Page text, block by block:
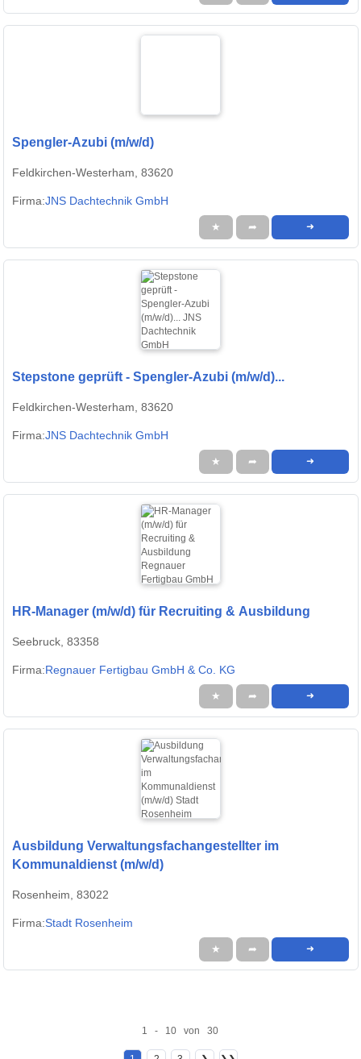
Spengler-Azubi (m/w/d)
Feldkirchen-Westerham, 83620
Firma:JNS Dachtechnik GmbH
★ ➦ ➜
Stepstone geprüft - Spengler-Azubi (m/w/d)...
Feldkirchen-Westerham, 83620
Firma:JNS Dachtechnik GmbH
★ ➦ ➜
HR-Manager (m/w/d) für Recruiting & Ausbildung
Seebruck, 83358
Firma:Regnauer Fertigbau GmbH & Co. KG
★ ➦ ➜
Ausbildung Verwaltungsfachangestellter im
Kommunaldienst (m/w/d)
Rosenheim, 83022
Firma:Stadt Rosenheim
★ ➦ ➜
1 - 10 von 30